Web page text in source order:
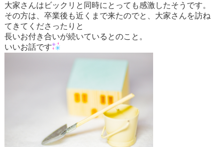
大家さんはビックリと同時にとっても感激したそうです。
その方は、卒業後も近くまで来たのでと、大家さんを訪ね
てきてくださったりと
長いお付き合いが続いているとのこと。
いいお話です